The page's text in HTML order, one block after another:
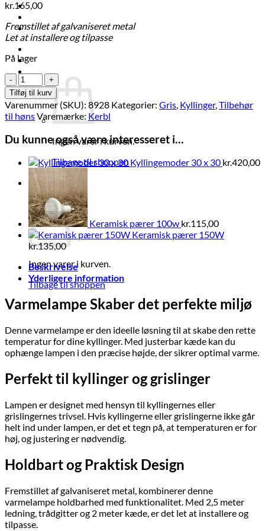
Brands
Tilbud
Ingen varer i kurven.
Tilbage til shoppen
Kurv
Ingen varer i kurven.
Tilbage til shoppen
kr.165,00
Fremstillet af galvaniseret metal
Let at installere og tilpasse
På lager
Varmelampe
21
cm
Max.
175
W
antal
Tilføj til kurv
Varenummer (SKU): 8928 Kategorier: Gris, Kyllinger,Tilbehør
til hønsVaremærke: Kerbl
Du kunne også være interesseret i…
Kyllingemoder 30 x 30 kr.420,00
Keramisk pærer 100w kr.115,00
Keramisk pærer 150W
kr.135,00
Beskrivelse
Yderligere information
Varmelampe Skaber det perfekte miljø
Denne varmelampe er den ideelle løsning til at skabe den rette
temperatur for dine kyllinger. Med justerbar kæde kan du
ophænge lampen i den præcise højde, der sikrer optimal varme.
Perfekt til kyllinger og grislinger
Lampen er designet med hensyn til kyllingernes eller
grislingernes trivsel. Hvis kyllingerne eller grislingerne ikke går
helt ind under lampen, er det et tegn på, at temperaturen er for
høj, og justering er nødvendig.
Holdbart og Praktisk Design
Fremstillet af galvaniseret metal, kombinerer denne
varmelampe holdbarhed med funktionalitet. Med 2,5 meter
ledning, trådgitter og 2 meter kæde, er det let at installere og
tilpasse.